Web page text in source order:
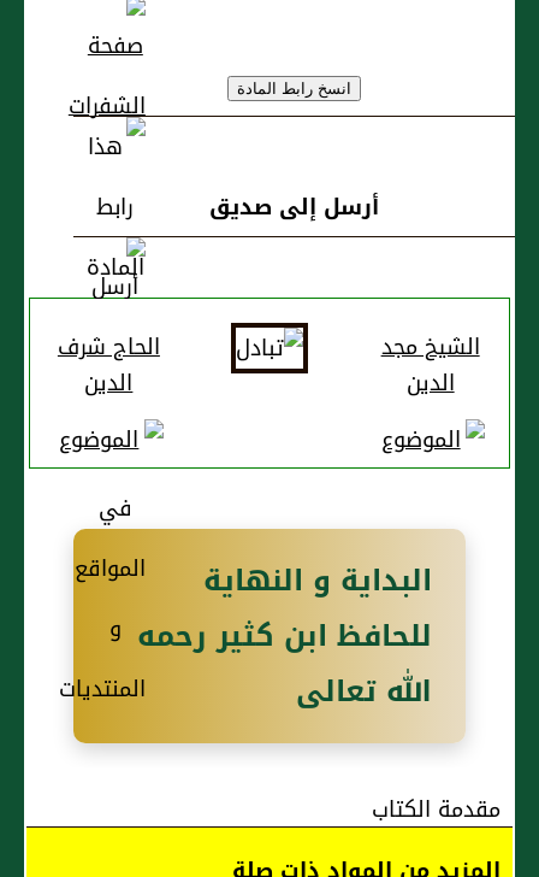
أرسل إلى صديق
الشيخ مجد
الدين
الحاج شرف
الدين
البداية و النهاية
للحافظ ابن كثير رحمه
الله تعالى
مقدمة الكتاب